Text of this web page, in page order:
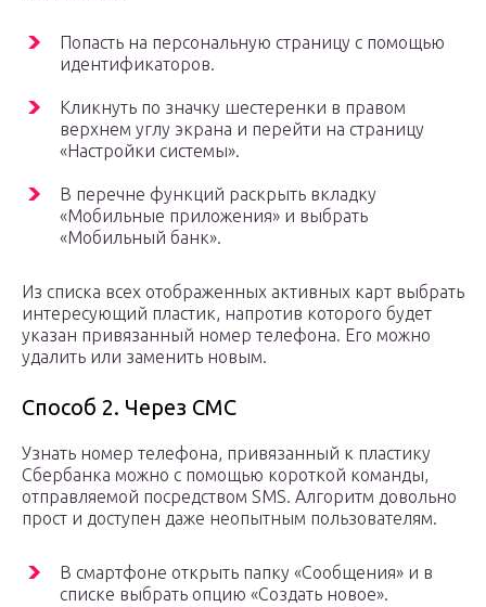
Попасть на персональную страницу с помощью
идентификаторов.
Кликнуть по значку шестеренки в правом
верхнем углу экрана и перейти на страницу
«Настройки системы».
В перечне функций раскрыть вкладку
«Мобильные приложения» и выбрать
«Мобильный банк».
Из списка всех отображенных активных карт выбрать
интересующий пластик, напротив которого будет
указан привязанный номер телефона. Его можно
удалить или заменить новым.
Способ 2. Через СМС
Узнать номер телефона, привязанный к пластику
Сбербанка можно с помощью короткой команды,
отправляемой посредством SMS. Алгоритм довольно
прост и доступен даже неопытным пользователям.
В смартфоне открыть папку «Сообщения» и в
списке выбрать опцию «Создать новое».